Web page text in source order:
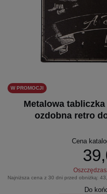
W PROMOCJI
Metalowa
ozdobna retro
Cena
Najniższa cena z 30 dni przed obniżką:
Do